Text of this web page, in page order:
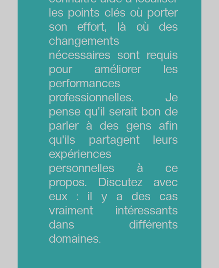
les points clés où porter
son effort, là où des
changements
nécessaires sont requis
pour améliorer les
performances
professionnelles. Je
pense qu'il serait bon de
parler à des gens afin
qu'ils partagent leurs
expériences
personnelles à ce
propos. Discutez avec
eux : il y a des cas
vraiment intéressants
dans différents
domaines.